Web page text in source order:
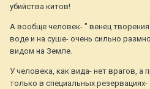
убийства китов!
А вообще человек- " венец
воде и на суше- очень сильно
видом на Земле.
У человека, как вида- нет врагов, а
только в специальных